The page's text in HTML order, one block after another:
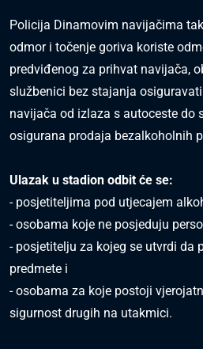
Policija Dinamovim navijačima
odmor i točenje goriva koriste
predviđenog za prihvat navijača,
službenici bez stajanja
navijača od izlaza s autoceste do
osigurana prodaja bezalkoholnih
Ulazak u stadion odbit će se:
- posjetiteljima pod utjecajem
- osobama koje ne posjeduju
- posjetitelju za kojeg se utvrdi da
predmete i
- osobama za koje postoji
sigurnost drugih na utakmici.